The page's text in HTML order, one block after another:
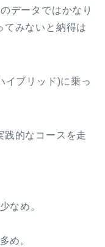
データではかなり
てみないと納得は
イブリッド)に乗っ
践的なコースを走
なめ。
め。